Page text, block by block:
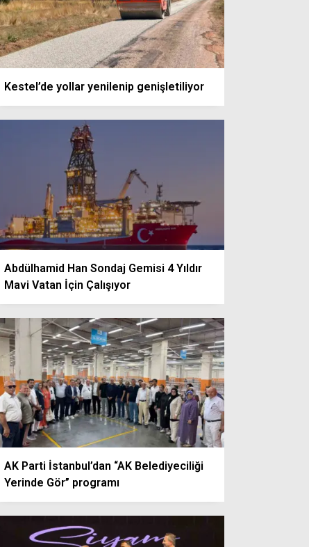
Kestel’de yollar yenilenip genişletiliyor
Abdülhamid Han Sondaj Gemisi 4 Yıldır
Mavi Vatan İçin Çalışıyor
AK Parti İstanbul’dan “AK Belediyeciliği
Yerinde Gör” programı